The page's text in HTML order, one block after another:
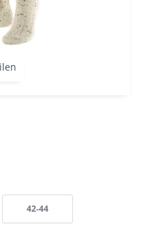
42-44